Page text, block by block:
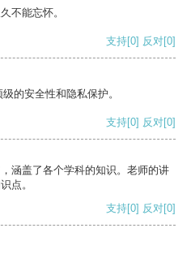
不能忘怀。
支持[0] 反对[0]
的安全性和隐私保护。
支持[0] 反对[0]
涵盖了各个学科的知识。老师的讲
点。
支持[0] 反对[0]